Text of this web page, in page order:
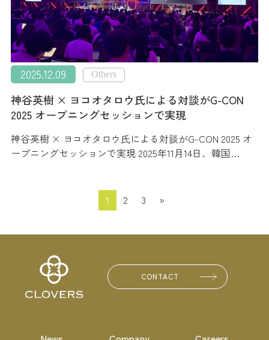
2025.12.09 Others
神谷英樹 × ヨコオタロウ氏による対談がG-CON
2025 オープニングセッションで実現
神谷英樹 × ヨコオタロウ氏による対談がG-CON 2025 オ
ープニングセッションで実現 2025年11月14日、韓国…
1 2 3 »
CONTACT